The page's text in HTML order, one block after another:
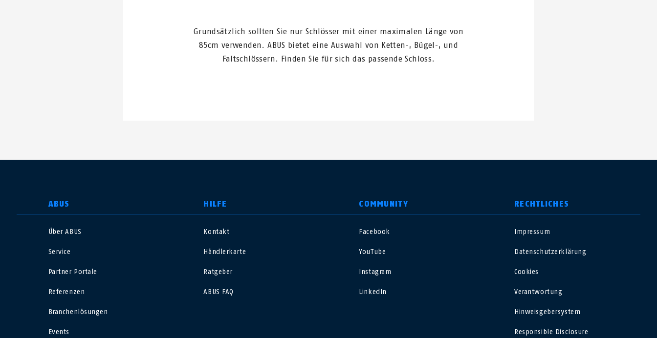
Grundsätzlich sollten Sie nur Schlösser mit einer maximalen Länge von
85cm verwenden. ABUS bietet eine Auswahl von Ketten-, Bügel-, und
Faltschlössern. Finden Sie für sich das passende Schloss.
ABUS
Über ABUS
Service
Partner Portale
Referenzen
Branchenlösungen
Events
HILFE
Kontakt
Händlerkarte
Ratgeber
ABUS FAQ
COMMUNITY
Facebook
YouTube
Instagram
LinkedIn
RECHTLICHES
Impressum
Datenschutzerklärung
Cookies
Verantwortung
Hinweisgebersystem
Responsible Disclosure
LAND AUSWÄHLEN
Canada
Österreich Polska
Italia
België
Schweiz
España